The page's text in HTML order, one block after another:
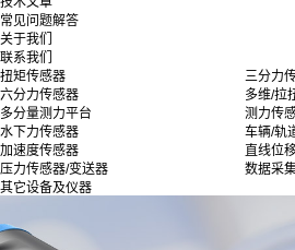
常见问题解答
关于我们
联系我们
扭矩传感器
三分力
六分力传感器
多维/拉
多分量测力平台
测力传
水下力传感器
车辆/轨
加速度传感器
直线位
压力传感器/变送器
数据采
其它设备及仪器